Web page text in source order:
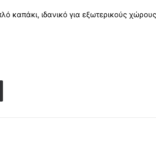
καπάκι, ιδανικό για εξωτερικούς